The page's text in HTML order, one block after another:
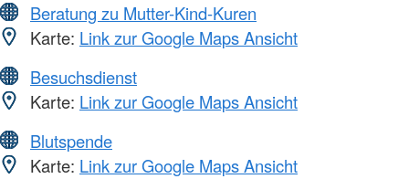
Beratung zu Mutter-Kind-Kuren
Karte: Link zur Google Maps Ansicht
Besuchsdienst
Karte: Link zur Google Maps Ansicht
Blutspende
Karte: Link zur Google Maps Ansicht